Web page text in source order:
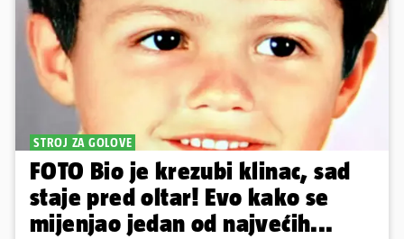
STROJ ZA GOLOVE
FOTO Bio je krezubi klinac, sad
staje pred oltar! Evo kako se
mijenjao jedan od najvećih...